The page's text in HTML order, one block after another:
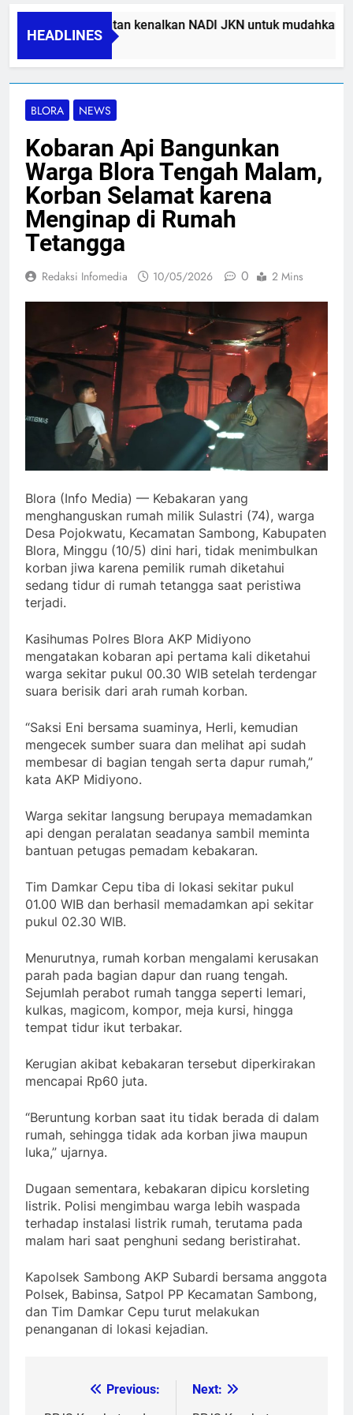
HEADLINES
BPJS Kesehatan kenalkan NADI JKN untuk mudahkan
05/08/2026
BLORA NEWS
Kobaran Api Bangunkan
Warga Blora Tengah Malam,
Korban Selamat karena
Menginap di Rumah
Tetangga
Redaksi Infomedia 10/05/2026 0 2 Mins
Blora (Info Media) — Kebakaran yang
menghanguskan rumah milik Sulastri (74), warga
Desa Pojokwatu, Kecamatan Sambong, Kabupaten
Blora, Minggu (10/5) dini hari, tidak menimbulkan
korban jiwa karena pemilik rumah diketahui
sedang tidur di rumah tetangga saat peristiwa
terjadi.
Kasihumas Polres Blora AKP Midiyono
mengatakan kobaran api pertama kali diketahui
warga sekitar pukul 00.30 WIB setelah terdengar
suara berisik dari arah rumah korban.
“Saksi Eni bersama suaminya, Herli, kemudian
mengecek sumber suara dan melihat api sudah
membesar di bagian tengah serta dapur rumah,”
kata AKP Midiyono.
Warga sekitar langsung berupaya memadamkan
api dengan peralatan seadanya sambil meminta
bantuan petugas pemadam kebakaran.
Tim Damkar Cepu tiba di lokasi sekitar pukul
01.00 WIB dan berhasil memadamkan api sekitar
pukul 02.30 WIB.
Menurutnya, rumah korban mengalami kerusakan
parah pada bagian dapur dan ruang tengah.
Sejumlah perabot rumah tangga seperti lemari,
kulkas, magicom, kompor, meja kursi, hingga
tempat tidur ikut terbakar.
Kerugian akibat kebakaran tersebut diperkirakan
mencapai Rp60 juta.
“Beruntung korban saat itu tidak berada di dalam
rumah, sehingga tidak ada korban jiwa maupun
luka,” ujarnya.
Dugaan sementara, kebakaran dipicu korsleting
listrik. Polisi mengimbau warga lebih waspada
terhadap instalasi listrik rumah, terutama pada
malam hari saat penghuni sedang beristirahat.
Kapolsek Sambong AKP Subardi bersama anggota
Polsek, Babinsa, Satpol PP Kecamatan Sambong,
dan Tim Damkar Cepu turut melakukan
penanganan di lokasi kejadian.
Previous:
Next: